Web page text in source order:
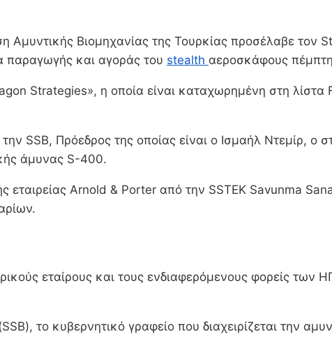
Βιομηχανίας της Τουρκίας προσέλαβε τον
παραγωγής και αγοράς του stealth αεροσκάφους
Strategies», η οποία είναι καταχωρημένη στη
SSB, Πρόεδρος της οποίας είναι ο Ισμαήλ Ντεμίρ, ο
άμυνας S-400.
εταιρείας Αrnold & Porter από την SSTEK Savunma
εταίρους και τους ενδιαφερόμενους φορείς
το κυβερνητικό γραφείο που διαχειρίζεται την